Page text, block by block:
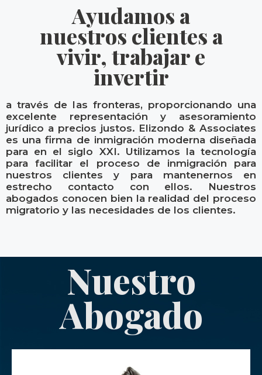
Ayudamos a
nuestros clientes a
vivir, trabajar e
invertir
a través de las fronteras, proporcionando una
excelente representación y asesoramiento
jurídico a precios justos. Elizondo & Associates
es una firma de inmigración moderna diseñada
para en el siglo XXI. Utilizamos la tecnología
para facilitar el proceso de inmigración para
nuestros clientes y para mantenernos en
estrecho contacto con ellos. Nuestros
abogados conocen bien la realidad del proceso
migratorio y las necesidades de los clientes.
Nuestro
Abogado